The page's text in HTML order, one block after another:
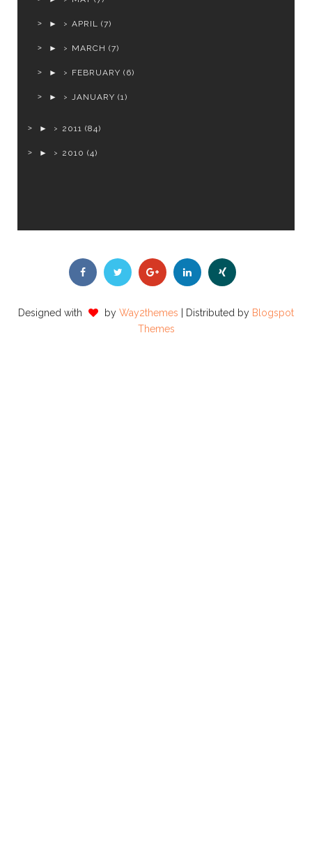
► APRIL (7)
► MARCH (7)
► FEBRUARY (6)
► JANUARY (1)
► 2011 (84)
► 2010 (4)
Designed with by Way2themes | Distributed by Blogspot
Themes